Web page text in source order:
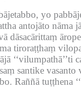
yo
antojāto nāma
dāsacārittaṃ
tiroraṭṭhaṃ
‘‘vilumpathā’’ti
santike
Raññā tuṭṭhena